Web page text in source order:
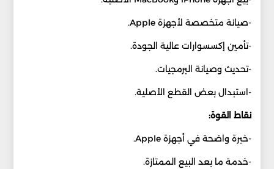
-صيانة متخصصة لأجهزة Apple.
-تأمين إكسسوارات عالية الجودة.
-تحديث وصيانة البرمجيات.
-استبدال بعض القطع الأصلية.
نقاط القوة:
-خبرة واضحة في أجهزة Apple.
-خدمة ما بعد البيع الممتازة.